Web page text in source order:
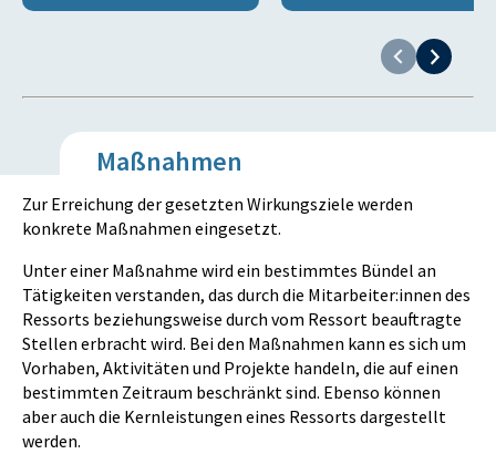
Maßnahmen
Zur Erreichung der gesetzten Wirkungsziele werden
konkrete Maßnahmen eingesetzt.
Unter einer Maßnahme wird ein bestimmtes Bündel an
Tätigkeiten verstanden, das durch die Mitarbeiter:innen des
Ressorts beziehungsweise durch vom Ressort beauftragte
Stellen erbracht wird. Bei den Maßnahmen kann es sich um
Vorhaben, Aktivitäten und Projekte handeln, die auf einen
bestimmten Zeitraum beschränkt sind. Ebenso können
aber auch die Kernleistungen eines Ressorts dargestellt
werden.